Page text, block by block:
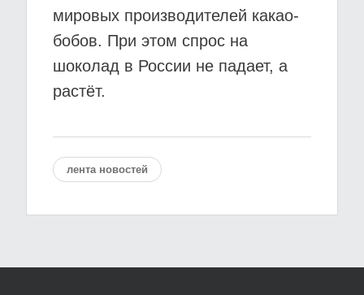
мировых производителей какао-
бобов. При этом спрос на
шоколад в России не падает, а
растёт.
лента новостей